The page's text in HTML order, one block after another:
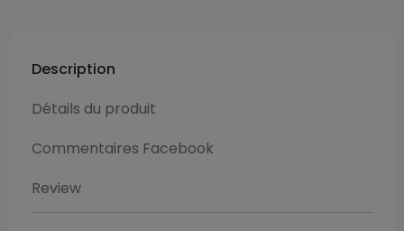
Description
Détails du produit
Commentaires Facebook
Review